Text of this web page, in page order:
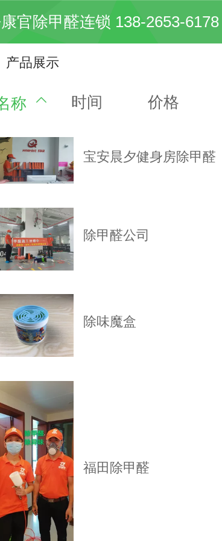
官除甲醛连锁 138-2653-6178
产品展示
称 时间 价格
宝安晨夕健身房除甲醛
除甲醛公司
除味魔盒
福田除甲醛